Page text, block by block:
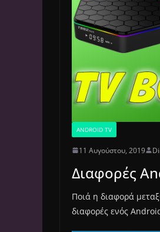
ANDROID TV
11 Αυγούστου, 2019
Διαφορές
Ποιά η διαφορά
διαφορές ενός